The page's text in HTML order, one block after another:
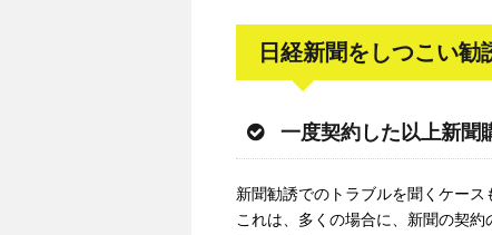
日経新聞をしつこい
一度契約した以上新聞
新聞勧誘でのトラブルを聞くケース
これは、多くの場合に、新聞の契